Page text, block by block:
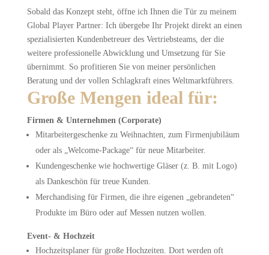
Sobald das Konzept steht, öffne ich Ihnen die Tür zu meinem
Global Player Partner: Ich übergebe Ihr Projekt direkt an einen
spezialisierten Kundenbetreuer des Vertriebsteams, der die
weitere professionelle Abwicklung und Umsetzung für Sie
übernimmt. So profitieren Sie von meiner persönlichen
Beratung und der vollen Schlagkraft eines Weltmarktführers.
Große Mengen ideal für:
Firmen & Unternehmen (Corporate)
Mitarbeitergeschenke zu Weihnachten, zum Firmenjubiläum
oder als „Welcome-Package“ für neue Mitarbeiter.
Kundengeschenke wie hochwertige Gläser (z. B. mit Logo)
als Dankeschön für treue Kunden.
Merchandising für Firmen, die ihre eigenen „gebrandeten“
Produkte im Büro oder auf Messen nutzen wollen.
Event- & Hochzeit
Hochzeitsplaner für große Hochzeiten. Dort werden oft